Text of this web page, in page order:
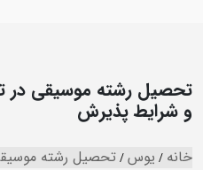
تحصیل رشته موسیقی در
و شرایط پذیرش
خانه یوس تحصیل رشته